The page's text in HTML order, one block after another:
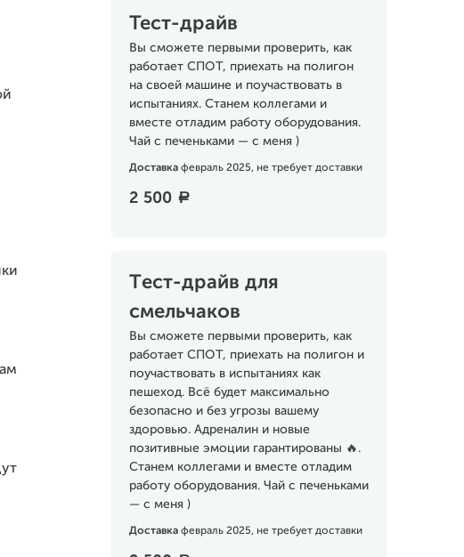
Тест-драйв
Вы сможете первыми проверить, как
работает СПОТ, приехать на полигон
на своей машине и поучаствовать в
испытаниях. Станем коллегами и
вместе отладим работу оборудования.
Чай с печеньками — с меня )
Доставка февраль 2025, не требует доставки
2 500 a
Тeст-драйв для
смельчаков
Вы сможете первыми проверить, как
работает СПОТ, приехать на полигон и
поучаствовать в испытаниях как
пешеход. Всё будет максимально
безопасно и без угрозы вашему
здоровью. Адреналин и новые
позитивные эмоции гарантированы 🔥.
Станем коллегами и вместе отладим
работу оборудования. Чай с печеньками
— с меня )
Доставка февраль 2025, не требует доставки